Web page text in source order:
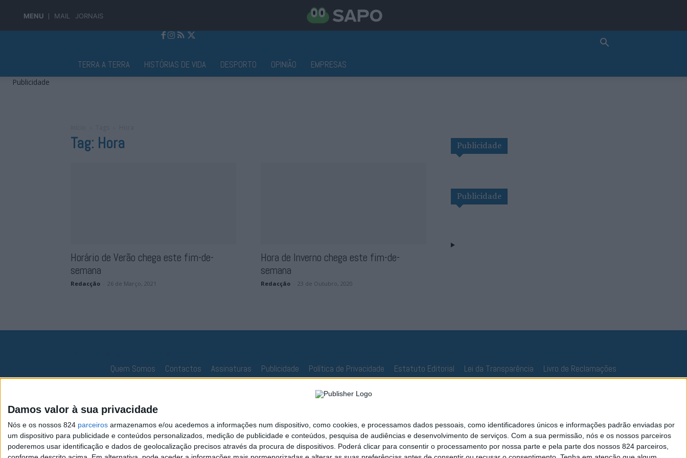
Damos valor à sua privacidade
Nós e os nossos 824 parceiros armazenamos e/ou acedemos a informações num dispositivo, como cookies, e processamos dados pessoais, como identificadores únicos e informações padrão enviadas por
um dispositivo para publicidade e conteúdos personalizados, medição de publicidade e conteúdos, pesquisa de audiências e desenvolvimento de serviços. Com a sua permissão, nós e os nossos parceiros
poderemos usar identificação e dados de geolocalização precisos através da procura de dispositivos. Poderá clicar para consentir o processamento por nossa parte e pela parte dos nossos 824 parceiros,
MENU MAIL JORNAIS
TERRA A TERRA HISTÓRIAS DE VIDA DESPORTO OPINIÃO EMPRESAS
Publicidade
Tag: Hora
Horário de Verão chega este fim-de-
semana
Redacção 26 de Março, 2021
Hora de Inverno chega este fim-de-
semana
Redacção 23 de Outubro, 2020
Publicidade
Publicidade
Quem Somos Contactos Assinaturas Publicidade Política de Privacidade Estatuto Editorial Lei da Transparência Livro de Reclamações